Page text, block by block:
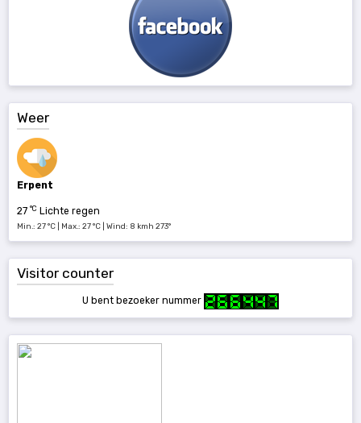
Weer
Erpent
27 °C Lichte regen
Min.: 27 °C | Max.: 27 °C | Wind: 8 kmh 273°
Visitor counter
U bent bezoeker nummer